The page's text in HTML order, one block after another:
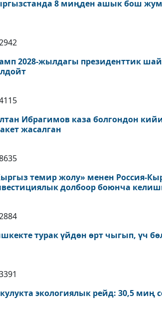
8 миңден ашык бош
2028-жылдагы президенттик
Ибрагимов каза болгондон
жасалган
темир жолу» менен Россия-
долбоор боюнча
турак үйдөн өрт чыгып, үч
экологиялык рейд: 30,5